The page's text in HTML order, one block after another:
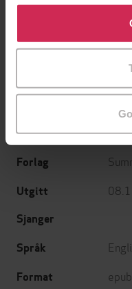
Klikk på «Godta alle»
bruke cookies for alle
tilpasse ditt samtykke
Forfattere R.
Forlag
Utgitt
Sjanger
Språk
Format epub